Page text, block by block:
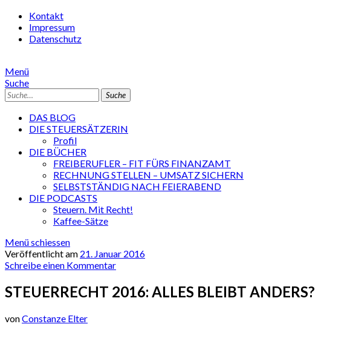
Kontakt
Impressum
Datenschutz
Menü
Suche
Suche
DAS BLOG
DIE STEUERSÄTZERIN
Profil
DIE BÜCHER
FREIBERUFLER – FIT FÜRS FINANZAMT
RECHNUNG STELLEN – UMSATZ SICHERN
SELBSTSTÄNDIG NACH FEIERABEND
DIE PODCASTS
Steuern. Mit Recht!
Kaffee-Sätze
Menü schiessen
Veröffentlicht am 21. Januar 2016
Schreibe einen Kommentar
STEUERRECHT 2016: ALLES BLEIBT ANDERS?
vonConstanze Elter